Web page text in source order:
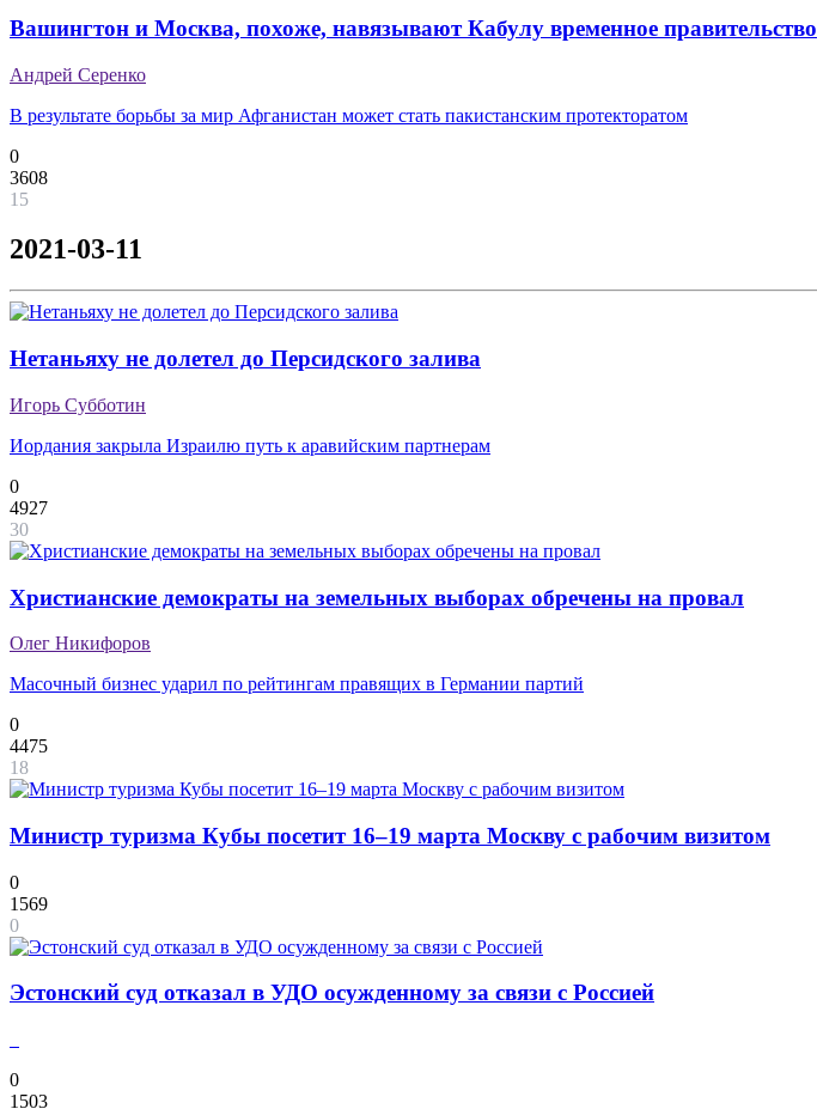
Вашингтон и Москва, похоже, навязывают Кабулу временное правительство
Андрей Серенко
В результате борьбы за мир Афганистан может стать пакистанским протекторатом
0
3608
15
2021-03-11
Нетаньяху не долетел до Персидского залива
Игорь Субботин
Иордания закрыла Израилю путь к аравийским партнерам
0
4927
30
Христианские демократы на земельных выборах обречены на провал
Олег Никифоров
Масочный бизнес ударил по рейтингам правящих в Германии партий
0
4475
18
Министр туризма Кубы посетит 16–19 марта Москву с рабочим визитом
0
1569
0
Эстонский суд отказал в УДО осужденному за связи с Россией
0
1503